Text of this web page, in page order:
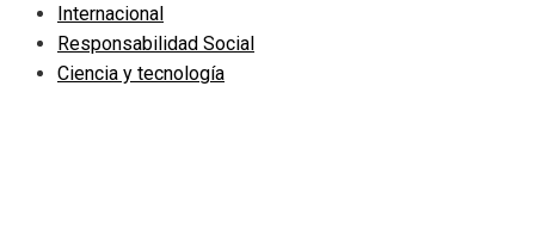
Internacional
Responsabilidad Social
Ciencia y tecnología